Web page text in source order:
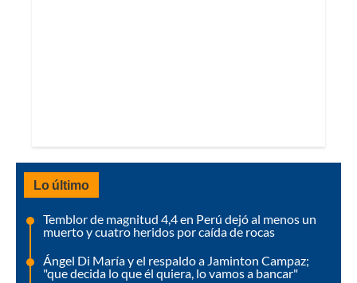
Lo último
Temblor de magnitud 4,4 en Perú dejó al menos un
muerto y cuatro heridos por caída de rocas
Ángel Di María y el respaldo a Jaminton Campaz;
"que decida lo que él quiera, lo vamos a bancar"